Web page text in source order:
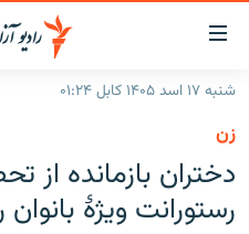
لینک‌های
قابل
دسترسی
به
متن
بازگشت
گزارش‌ها
افغانستانخبرها
شنبه ۱۷ اسد ۱۴۰۵ کابل ۰۱:۲۴
زن
دختران بازمانده از
رستورانت ویژهٔ